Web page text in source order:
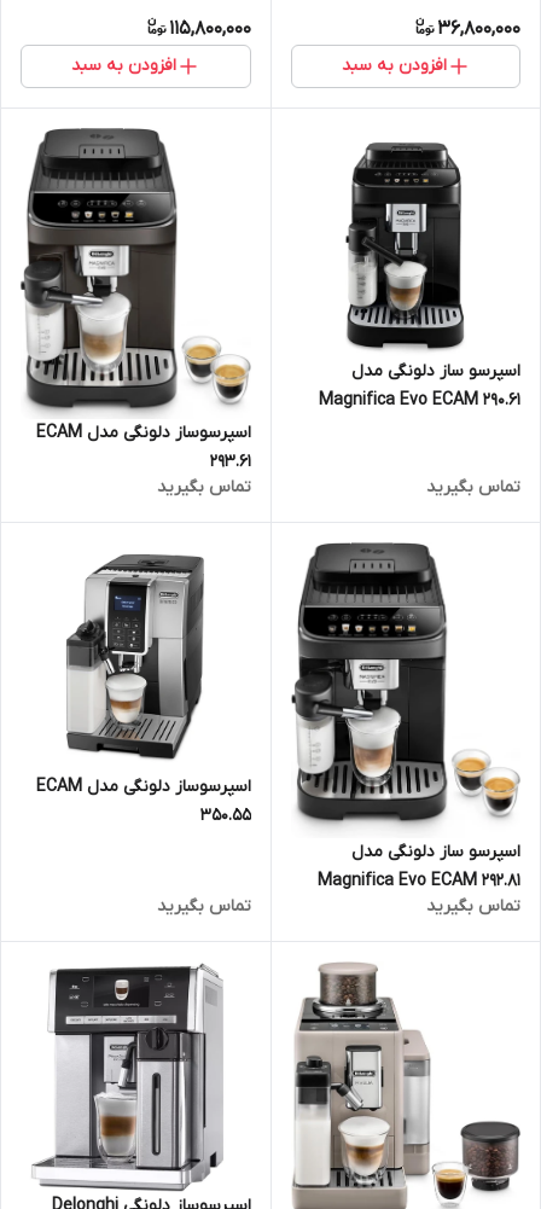
36,800,000
افزودن به سبد
115,800,000
افزودن به سبد
اسپرسو ساز دلونگی مدل
Magnifica Evo ECAM 290.61
تماس بگیرید
اسپرسوساز دلونگی مدل ECAM
293.61
تماس بگیرید
اسپرسو ساز دلونگی مدل
Magnifica Evo ECAM 292.81
تماس بگیرید
اسپرسوساز دلونگی مدل ECAM
350.55
تماس بگیرید